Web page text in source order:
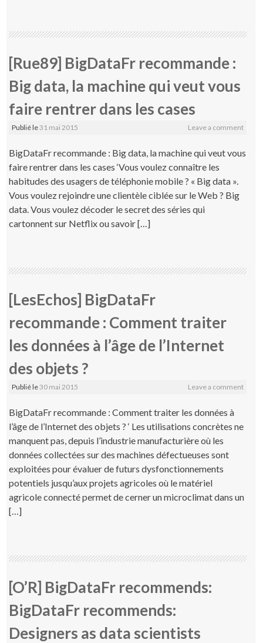
[Rue89] BigDataFr recommande :
Big data, la machine qui veut vous
faire rentrer dans les cases
Publié le31 mai 2015 Leave a comment
BigDataFr recommande : Big data, la machine qui veut vous
faire rentrer dans les cases ‘Vous voulez connaître les
habitudes des usagers de téléphonie mobile ? « Big data ».
Vous voulez rejoindre une clientèle ciblée sur le Web ? Big
data. Vous voulez décoder le secret des séries qui
cartonnent sur Netflix ou savoir […]
[LesEchos] BigDataFr
recommande : Comment traiter
les données à l’âge de l’Internet
des objets ?
Publié le30 mai 2015 Leave a comment
BigDataFr recommande : Comment traiter les données à
l’âge de l’Internet des objets ? ‘ Les utilisations concrètes ne
manquent pas, depuis l’industrie manufacturière où les
données collectées sur des machines défectueuses sont
exploitées pour évaluer de futurs dysfonctionnements
potentiels jusqu’aux projets agricoles où le matériel
agricole connecté permet de cerner un microclimat dans un
[…]
[O’R] BigDataFr recommends:
BigDataFr recommends:
Designers as data scientists